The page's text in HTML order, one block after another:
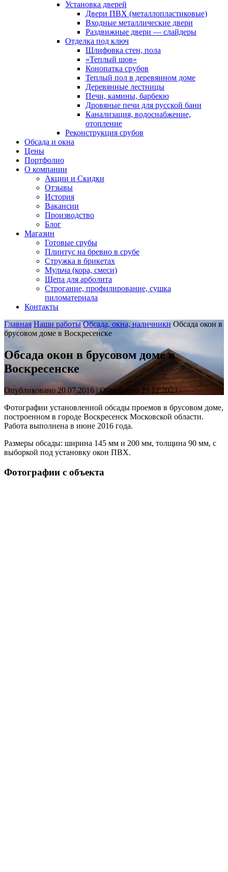
Установка дверей
Двери ПВХ (металлопластиковые)
Входные металлические двери
Раздвижные двери — слайдеры
Отделка под ключ
Шлифовка стен, пола
«Теплый шов»
Конопатка срубов
Теплый пол в деревянном доме
Деревянные лестницы
Печи, камины, барбекю
Дровяные печи для русской бани
Канализация, водоснабжение,
отопление
Реконструкция срубов
Обсада и окна
Цены
Портфолио
О компании
Акции и Скидки
Отзывы
История
Вакансии
Производство
Блог
Магазин
Готовые срубы
Плинтус на бревно в срубе
Стружка в брикетах
Мульча (кора, смеси)
Щепа для арболита
Строгание, профилирование, сушка
пиломатериала
Контакты
Главная Наши работы Обсада, окна, наличники Обсада окон в
брусовом доме в Воскресенске
Обсада окон в брусовом доме в
Воскресенске
Опубликовано 20.07.2016 | Обновлено 23.12.2023
Фотографии установленной обсады проемов в брусовом доме,
построенном в городе Воскресенск Московской области.
Работа выполнена в июне 2016 года.
Размеры обсады: ширина 145 мм и 200 мм, толщина 90 мм, с
выборкой под установку окон ПВХ.
Фотографии с объекта